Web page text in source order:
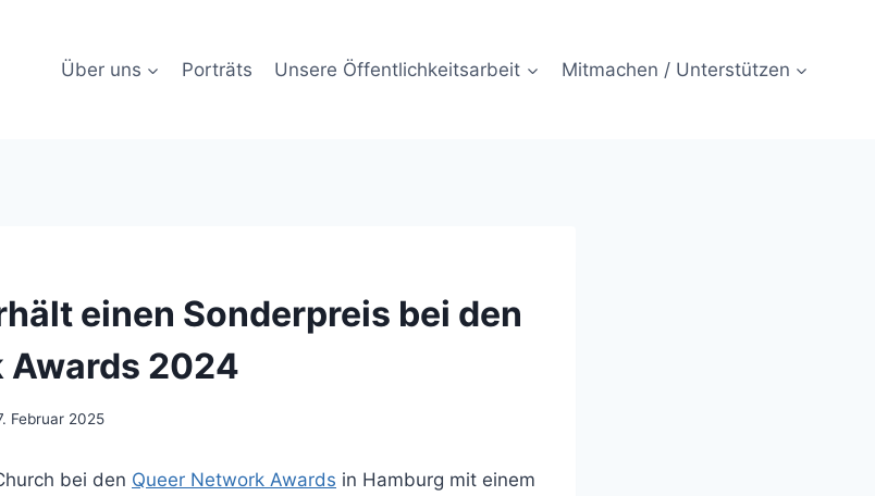
Über uns Porträts Unsere Öffentlichkeitsarbeit Mitmachen / Unterstützen
einen Sonderpreis bei den
Awards 2024
Februar 2025
bei den Queer Network Awards in Hamburg mit einem